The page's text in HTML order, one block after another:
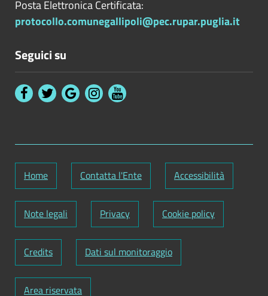
Posta Elettronica Certificata:
protocollo.comunegallipoli@pec.rupar.puglia.it
Seguici su
Home Contatta l'Ente Accessibilità
Note legali Privacy Cookie policy
Credits Dati sul monitoraggio
Area riservata